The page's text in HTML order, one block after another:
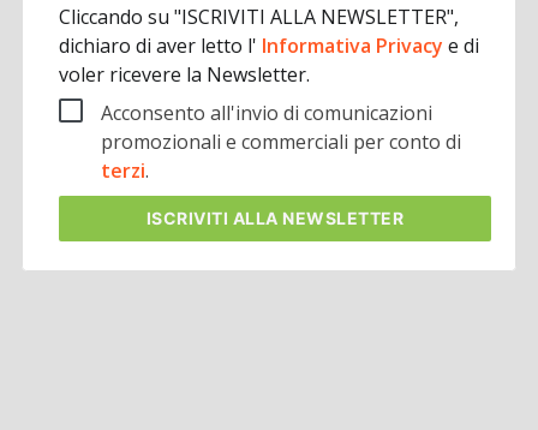
Cliccando su "ISCRIVITI ALLA NEWSLETTER",
dichiaro di aver letto l' Informativa Privacye di
voler ricevere la Newsletter.
Acconsento all'invio di comunicazioni
promozionali e commerciali per conto di
terzi.
ISCRIVITI ALLA NEWSLETTER